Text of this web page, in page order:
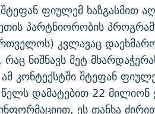
ფიულემ ხაზგასმით
პარტნიორობის
კვლავაც
ნიშნავს მეტ
კონტექსტში შტეფან
დამატებით 22 მილიონ
ეს თანხა